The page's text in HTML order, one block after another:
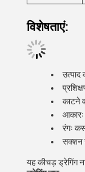
विशेषताएं:
उत्पाद
काटने
रंगः
सक्शन
यह कीचड़ ड्रेगिंग